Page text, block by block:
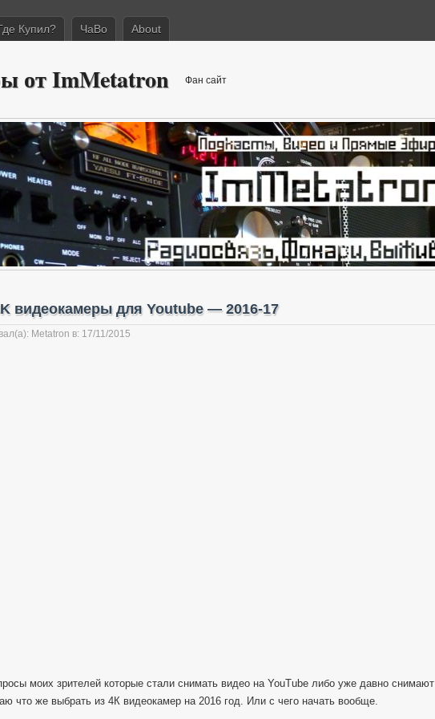
Купил? ЧаВо About
от ImMetatron Фан сайт
видеокамеры для Youtube — 2016-17
Metatron в: 17/11/2015
моих зрителей которые стали снимать видео на YouTube либо уже давно снимают
что же выбрать из 4К видеокамер на 2016 год. Или с чего начать вообще.